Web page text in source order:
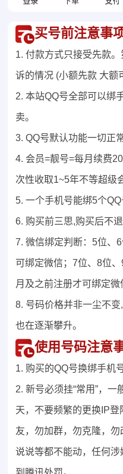
买号前注意事项
1. 付款方式只接受先款
诉的情况 (小额先款 大额
2. 本站QQ号全部可以绑
卖。
3. QQ号默认功能一切正
4. 会员=靓号=每月续费
次性收取1~5年不等超级
5. 一个手机号能绑5个QQ
6. 购买前三思,购买后不退
7. 微信绑定判断：5位、
可绑定微信；7位、8位
月及之前注册才可绑定微
8. 号码价格并非一尘不
也在逐渐攀升。
使用号码注意
1. 购买的QQ号换绑手机
2. 新号必须挂“常用”，
天，不要频繁的更换IP
友，勿加群，勿克隆，勿
说说等都不能动，任何